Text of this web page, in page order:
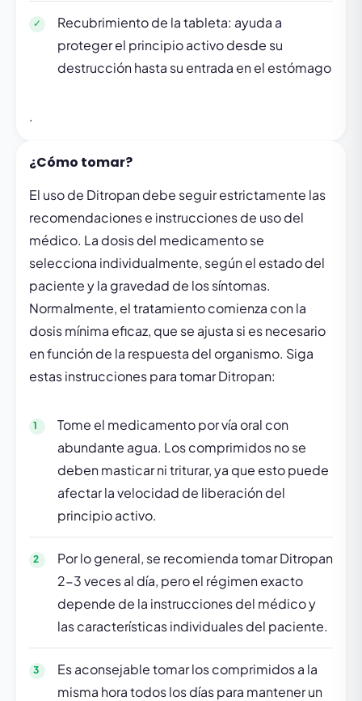
Recubrimiento de la tableta: ayuda a
proteger el principio activo desde su
destrucción hasta su entrada en el estómago
.
¿Cómo tomar?
El uso de Ditropan debe seguir estrictamente las
recomendaciones e instrucciones de uso del
médico. La dosis del medicamento se
selecciona individualmente, según el estado del
paciente y la gravedad de los síntomas.
Normalmente, el tratamiento comienza con la
dosis mínima eficaz, que se ajusta si es necesario
en función de la respuesta del organismo. Siga
estas instrucciones para tomar Ditropan:
Tome el medicamento por vía oral con
abundante agua. Los comprimidos no se
deben masticar ni triturar, ya que esto puede
afectar la velocidad de liberación del
principio activo.
Por lo general, se recomienda tomar Ditropan
2-3 veces al día, pero el régimen exacto
depende de la instrucciones del médico y
las características individuales del paciente.
Es aconsejable tomar los comprimidos a la
misma hora todos los días para mantener un